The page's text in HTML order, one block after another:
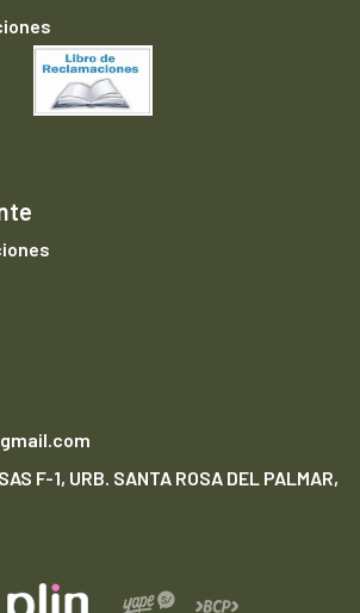
F-1, URB. SANTA ROSA DEL PALMAR,